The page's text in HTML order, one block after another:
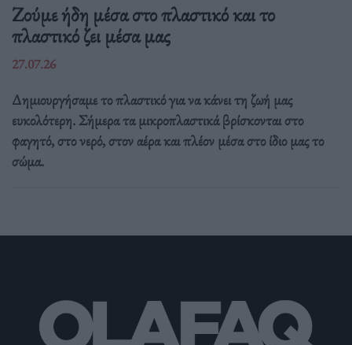
Ζούμε ήδη μέσα στο πλαστικό και το
πλαστικό ζει μέσα μας
27.07.26
Δημιουργήσαμε το πλαστικό για να κάνει τη ζωή μας
ευκολότερη. Σήμερα τα μικροπλαστικά βρίσκονται στο
φαγητό, στο νερό, στον αέρα και πλέον μέσα στο ίδιο μας το
σώμα.